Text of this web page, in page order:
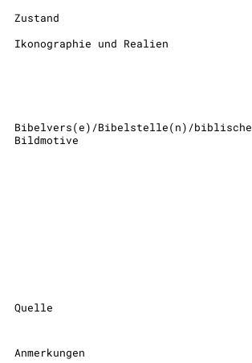
Zustand
Ikonographie und Realien
Bibelvers(e)/Bibelstelle(n)/biblische
Bildmotive
Quelle
Anmerkungen